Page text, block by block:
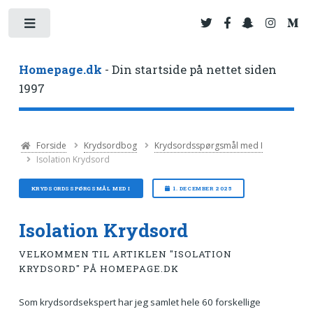
Homepage.dk - Din startside på nettet siden
1997
Forside Krydsordbog
Krydsordsspørgsmål med I
Isolation Krydsord
KRYDSORDSSPØRGSMÅL MED I 1. DECEMBER 2025
Isolation Krydsord
VELKOMMEN TIL ARTIKLEN "ISOLATION
KRYDSORD" PÅ HOMEPAGE.DK
Som krydsordsekspert har jeg samlet hele 60 forskellige